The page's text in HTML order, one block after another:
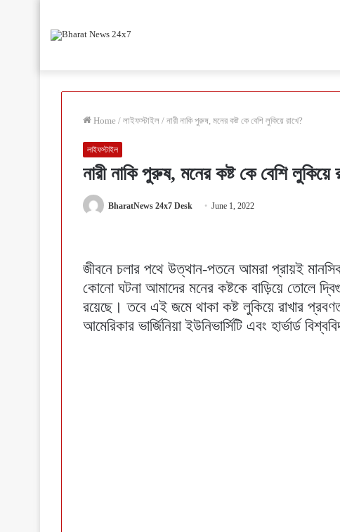
Home / লাইফস্টাইল / নারী নাকি পুরুষ, মনের কষ্ট কে বেশি লুকিয়ে রাখে?
লাইফস্টাইল
নারী নাকি পুরুষ, মনের কষ্ট কে বেশি লুকিয়ে
BharatNews 24x7 Desk June 1, 2022
জীবনে চলার পথে উত্থান-পতনে আমরা প্রায়ই
কোনো ঘটনা আমাদের মনের কষ্টকে বাড়িয়ে তোলে
রয়েছে। তবে এই জমে থাকা কষ্ট লুকিয়ে রাখার
আমেরিকার ভার্জিনিয়া ইউনিভার্সিটি এবং হার্ভার্ড